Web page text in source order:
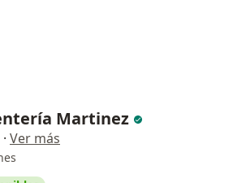
Martinez
· Ver más